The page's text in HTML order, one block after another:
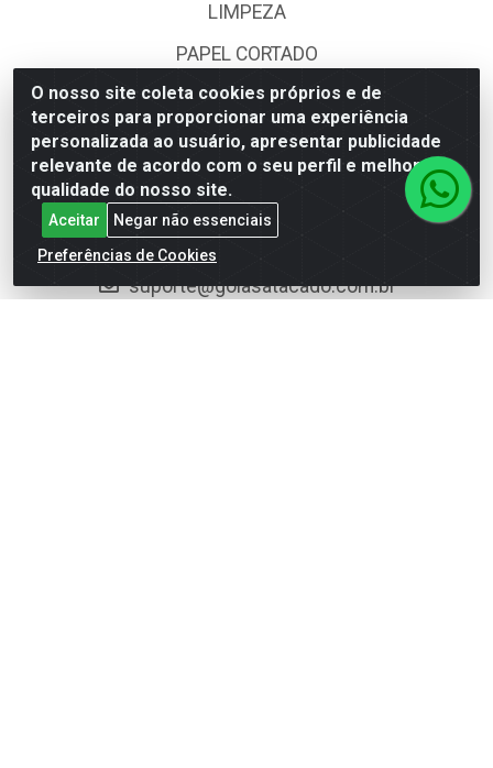
O nosso site coleta cookies próprios e de
terceiros para proporcionar uma experiência
personalizada ao usuário, apresentar publicidade
relevante de acordo com o seu perfil e melhorar a
qualidade do nosso site.
Aceitar
Negar não essenciais
Preferências de Cookies
LIMPEZA
PAPEL CORTADO
PAPELARIA
UTILIDADES DOMÉSTICAS
Fale Conosco
(62) 4014-4700
suporte@goiasatacado.com.br